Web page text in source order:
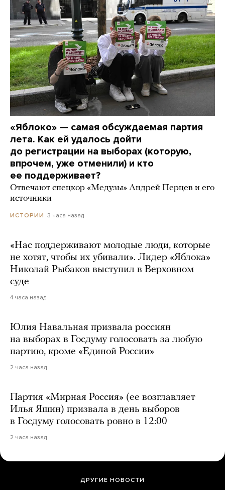
«Яблоко» — самая обсуждаемая партия
лета. Как ей удалось дойти
до регистрации на выборах (которую,
впрочем, уже отменили) и кто
ее поддерживает?
Отвечают спецкор «Медузы» Андрей Перцев и его
источники
ИСТОРИИ 3 часа назад
«Нас поддерживают молодые люди, которые
не хотят, чтобы их убивали». Лидер «Яблока»
Николай Рыбаков выступил в Верховном
суде
4 часа назад
Юлия Навальная призвала россиян
на выборах в Госдуму голосовать за любую
партию, кроме «Единой России»
2 часа назад
Партия «Мирная Россия» (ее возглавляет
Илья Яшин) призвала в день выборов
в Госдуму голосовать ровно в 12:00
2 часа назад
ДРУГИЕ НОВОСТИ